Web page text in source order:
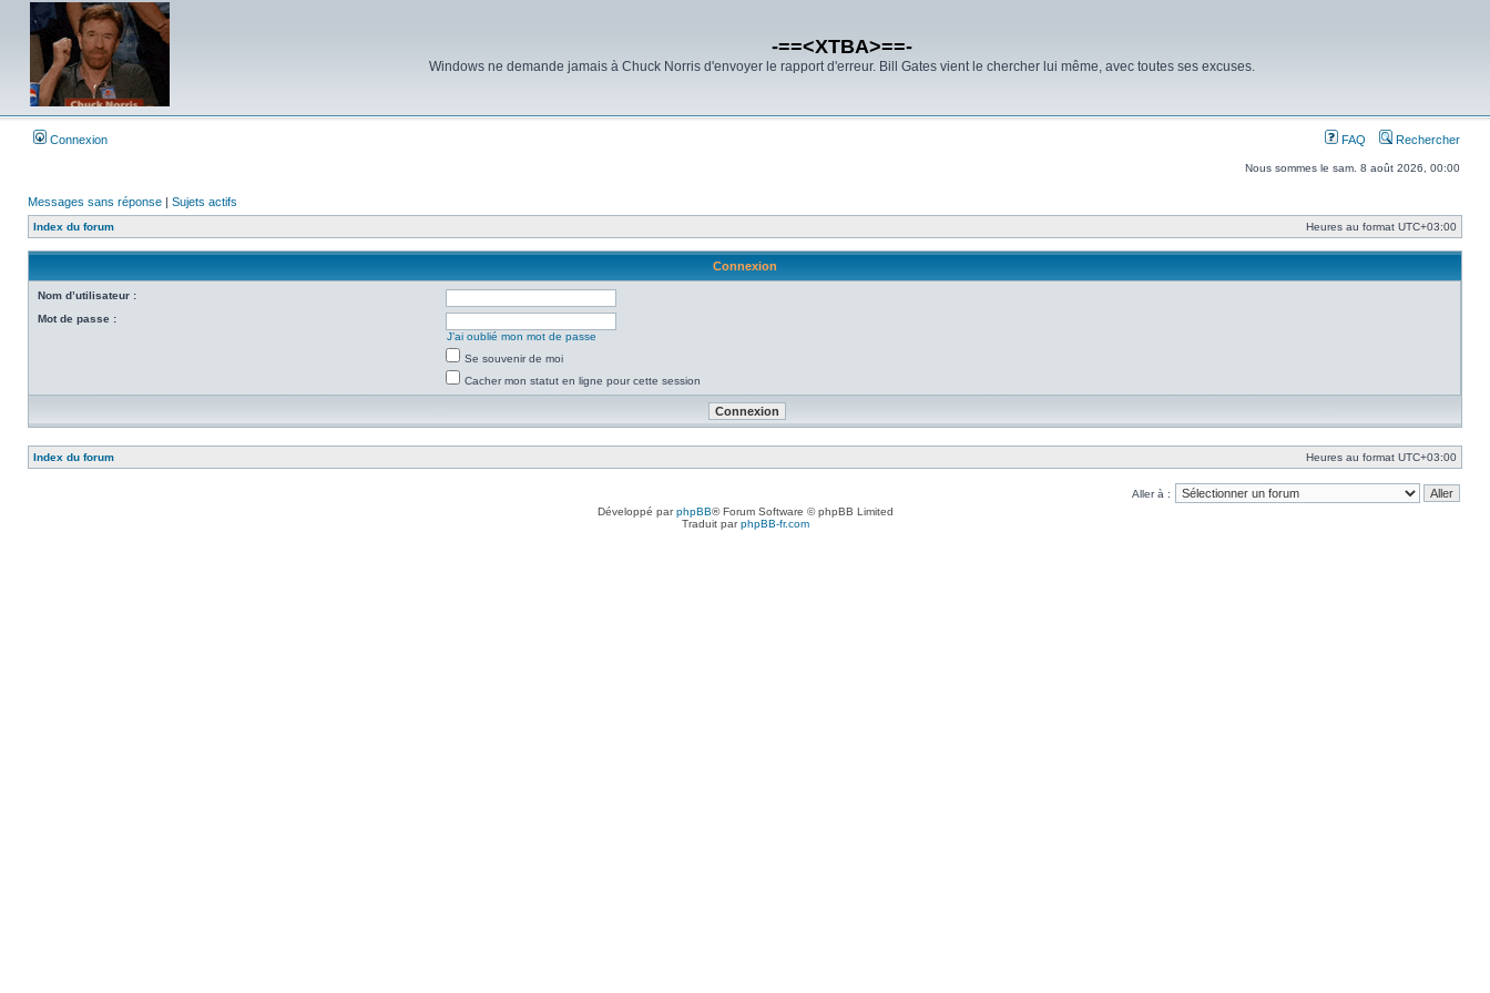
-==<XTBA>==-
Windows ne demande jamais à Chuck Norris d'envoyer le rapport d'erreur. Bill Gates vient le chercher lui même, avec toutes ses excuses.
Connexion FAQ Rechercher
Nous sommes le sam. 8 août 2026, 00:00
Messages sans réponse | Sujets actifs
Index du forum Heures au format UTC+03:00
Connexion
Nom d’utilisateur :
Mot de passe :
J’ai oublié mon mot de passe
Se souvenir de moi
Cacher mon statut en ligne pour cette session
Index du forum Heures au format UTC+03:00
Aller à :
Développé parphpBB® Forum Software © phpBB Limited
Traduit parphpBB-fr.com